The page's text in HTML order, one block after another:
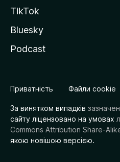
TikTok
Bluesky
Podcast
Приватність Файли cookie
За винятком випадків
сайту ліцензовано на умовах
Commons Attribution Share-
якою новішою версією.